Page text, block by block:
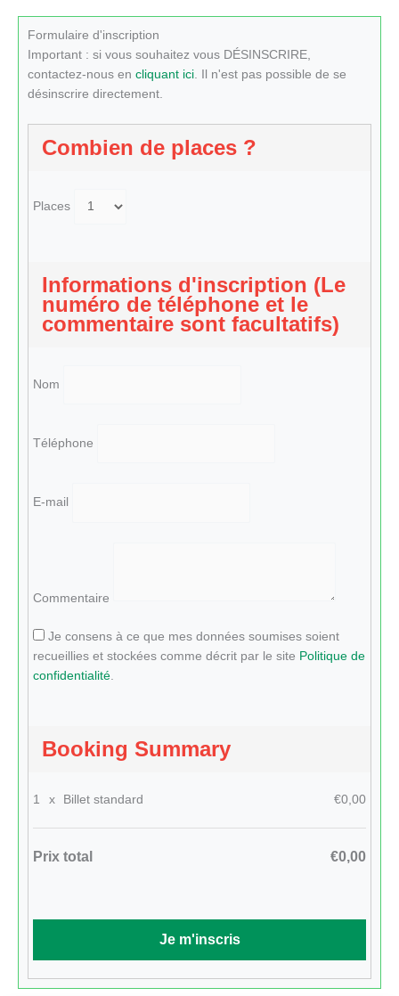
Formulaire d'inscription
Important : si vous souhaitez vous DÉSINSCRIRE,
contactez-nous en cliquant ici. Il n'est pas possible de se
désinscrire directement.
Combien de places ?
Places
Informations d'inscription (Le
numéro de téléphone et le
commentaire sont facultatifs)
Nom
Téléphone
E-mail
Commentaire
Je consens à ce que mes données soumises soient
recueillies et stockées comme décrit par le site Politique de
confidentialité.
Booking Summary
1 x Billet standard €0,00
Prix total €0,00